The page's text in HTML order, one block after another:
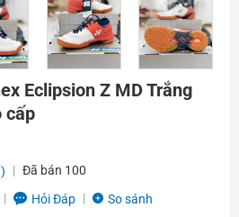
Eclipsion Z MD Trắng
cấp
Đã bán 100
Hỏi Đáp So sánh